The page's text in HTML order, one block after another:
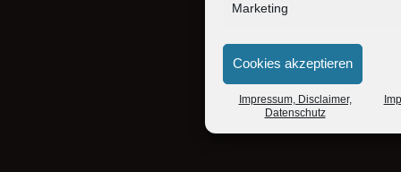
Marketing
Cookies akzeptieren
Impressum, Disclaimer,
Datenschutz